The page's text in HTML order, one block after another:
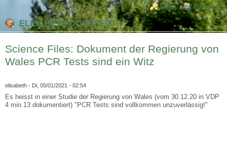
Login links
Login Register
ELISABETH DODERER
Science Files: Dokument der Regierung von
Wales PCR Tests sind ein Witz
elisabeth - Di, 05/01/2021 - 02:54
Es heisst in einer Studie der Regierung von Wales (vom 30.12.20 in VDP
4 min.13 dokumentiert) "PCR Tests sind vollkommen unzuverlässig!"